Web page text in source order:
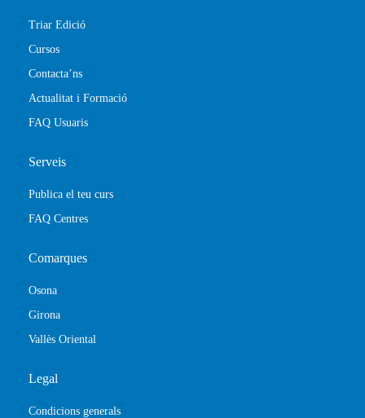
Triar Edició
Cursos
Contacta’ns
Actualitat i Formació
FAQ Usuaris
Serveis
Publica el teu curs
FAQ Centres
Comarques
Osona
Girona
Vallès Oriental
Legal
Condicions generals